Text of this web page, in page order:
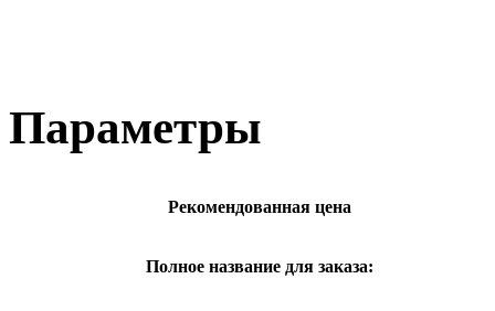
Параметры
Рекомендованная цена
Полное название для заказа: